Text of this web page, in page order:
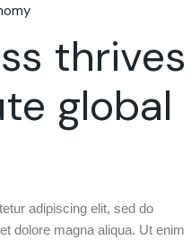
thrives
global
adipiscing elit, sed do
dolore magna aliqua. Ut enim